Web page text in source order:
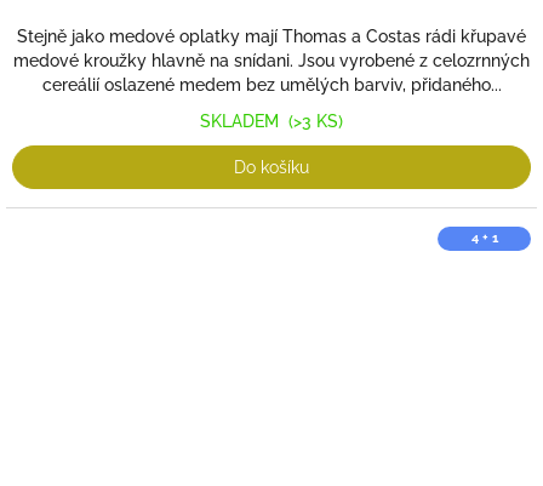
Stejně jako medové oplatky mají Thomas a Costas rádi křupavé
medové kroužky hlavně na snídani. Jsou vyrobené z celozrnných
cereálií oslazené medem bez umělých barviv, přidaného...
SKLADEM (>3 KS)
Do košíku
4 + 1